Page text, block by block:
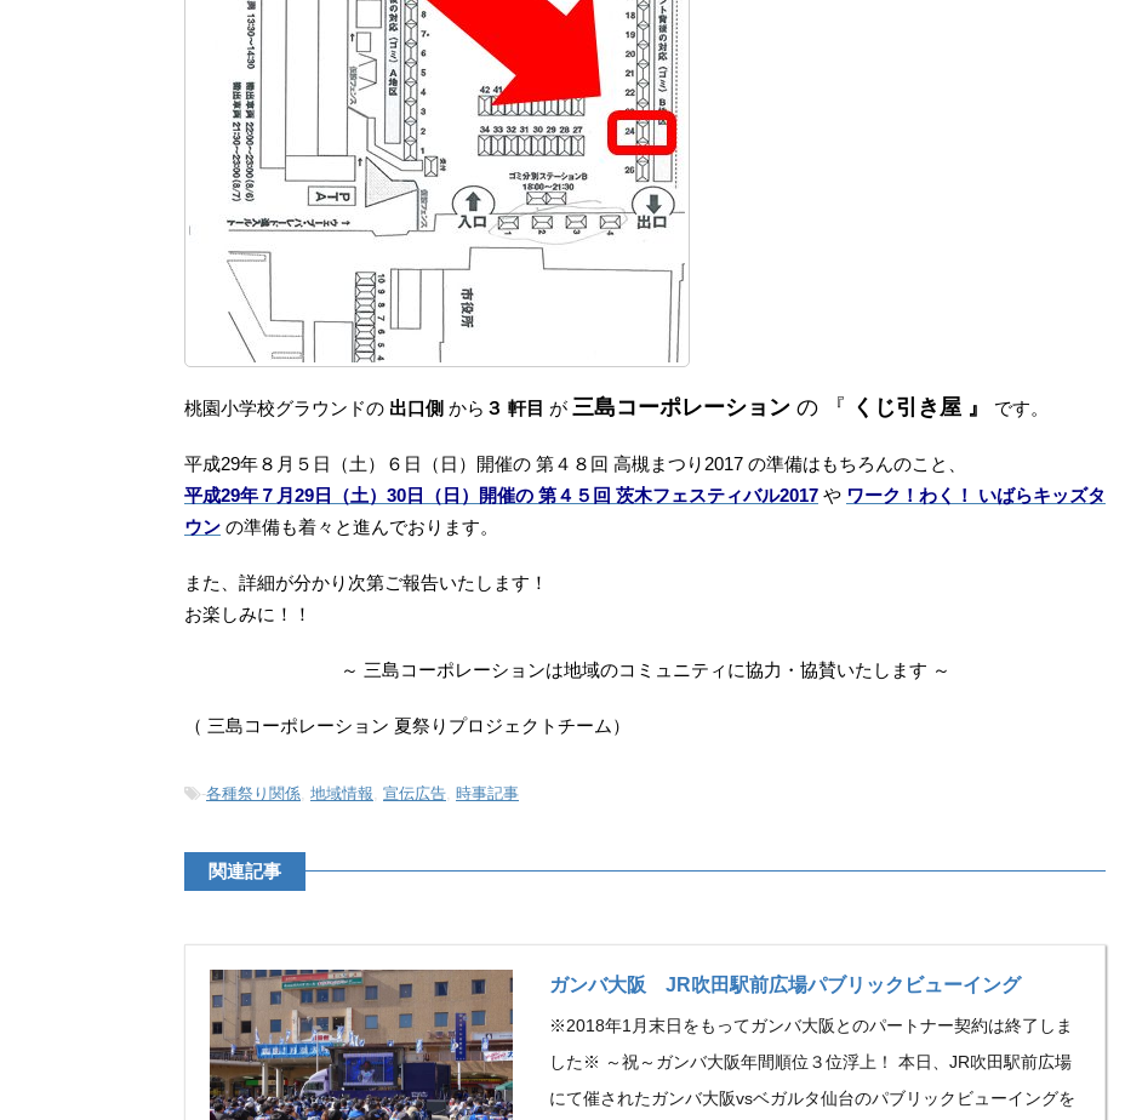
桃園小学校グラウンドの 出口側 から ３ 軒目 が 三島コーポレーショ ン の 『 くじ引き屋 』 です。
平成29年８月５日（土）６日（日）開催の 第４８回 高槻まつり2017 の準備はもちろんのこと、
平成29年７月29日（土）30日（日）開催の 第４５回 茨木フェスティバル2017 や ワーク！わく！ いばらキッズタ
ウン の準備も着々と進んでおります。
また、詳細が分かり次第ご報告いたします！
お楽しみに！！
～ 三島コーポレーションは地域のコミュニティに協力・協賛いたします ～
（ 三島コーポレーション 夏祭りプロジェクトチーム）
-各種祭り関係, 地域情報, 宣伝広告, 時事記事
関連記事
ガンバ大阪 JR吹田駅前広場パブリックビューイング
※2018年1月末日をもってガンバ大阪とのパートナー契約は終了しま
した※ ～祝～ガンバ大阪年間順位３位浮上！ 本日、JR吹田駅前広場
にて催されたガンバ大阪vsベガルタ仙台のパブリックビューイングを